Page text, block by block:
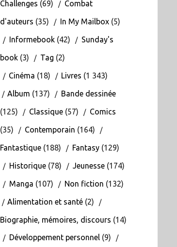
Challenges (69) Combat
d'auteurs (35) In My Mailbox(5)
Informebook(42) Sunday's
book(3) Tag (2)
Cinéma (18) Livres (1 343)
Album (137) Bande dessinée
(125) Classique(57) Comics
(35) Contemporain (164)
Fantastique(188) Fantasy(129)
Historique(78) Jeunesse(174)
Manga (107) Non fiction (132)
Alimentation et santé(2)
Biographie, mémoires, discours (14)
Développement personnel(9)